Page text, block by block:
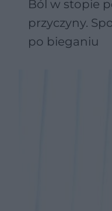
Ból w stopie
przyczyny.
po bieganiu